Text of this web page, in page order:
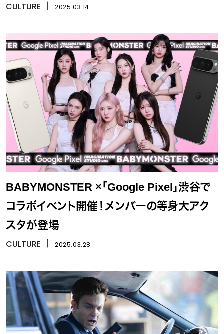
CULTURE 2025.03.14
BABYMONSTER ×「Google Pixel」渋谷で
コラボイベント開催！メンバーの等身大アク
スタが登場
CULTURE 2025.03.28